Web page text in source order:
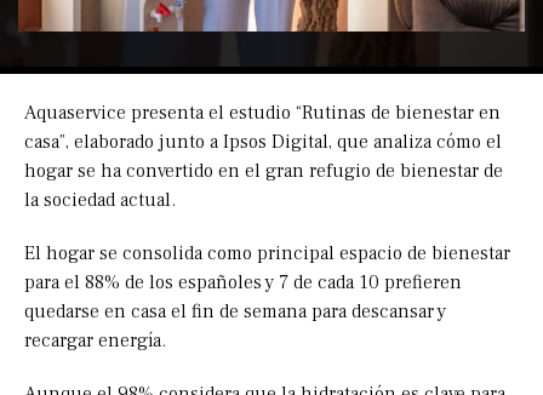
Aquaservice presenta el estudio “Rutinas de bienestar en
casa”, elaborado junto a Ipsos Digital, que analiza cómo el
hogar se ha convertido en el gran refugio de bienestar de
la sociedad actual.
El hogar se consolida como principal espacio de bienestar
para el 88% de los españoles y 7 de cada 10 prefieren
quedarse en casa el fin de semana para descansar y
recargar energía.